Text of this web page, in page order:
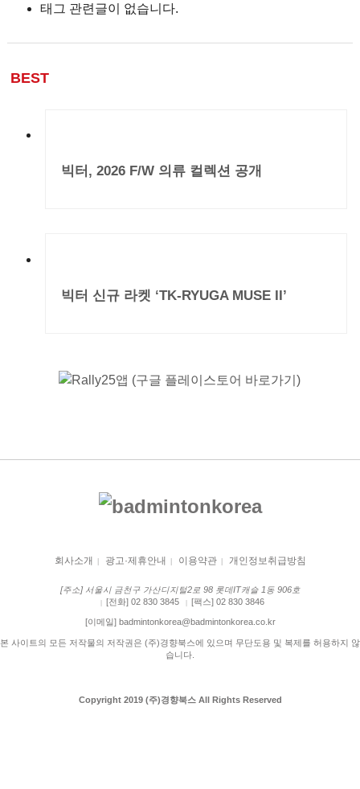
태그 관련글이 없습니다.
BEST
빅터, 2026 F/W 의류 컬렉션 공개
빅터 신규 라켓 ‘TK-RYUGA MUSE II’
회사소개 광고·제휴안내 이용약관 개인정보취급방침
[주소] 서울시 금천구 가산디지털2로 98 롯데IT캐슬 1동 906호
[전화] 02 830 3845 [팩스] 02 830 3846
[이메일] badmintonkorea@badmintonkorea.co.kr
본 사이트의 모든 저작물의 저작권은 (주)경향북스에 있으며 무단도용 및 복제를 허용하지 않
습니다.
Copyright 2019 (주)경향북스 All Rights Reserved